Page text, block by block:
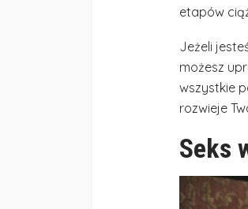
etapów
Jeżeli
możesz
wszystkie
rozwieje
Seks